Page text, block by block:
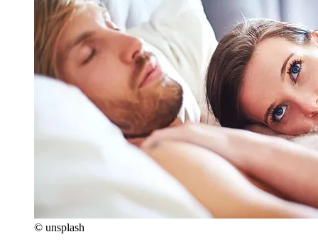
© unsplash